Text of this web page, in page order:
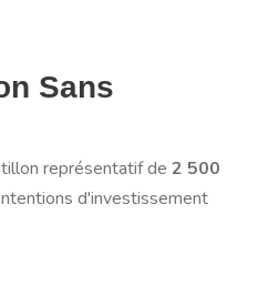
Sans
représentatif de 2 500
d'investissement